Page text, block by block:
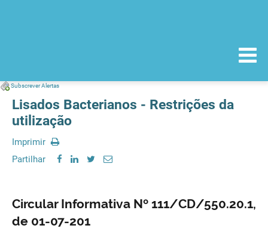
Subscrever Alertas
Lisados Bacterianos - Restrições da
utilização
Imprimir
Partilhar
Circular Informativa Nº 111/CD/550.20.1,
de 01-07-201